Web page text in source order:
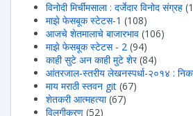
विनोदी मिर्चीमसाला : दर्जेदार विनोद संग्रह
माझे फेसबूक स्टेटस-1 (108)
आजचे शेतमालाचे बाजारभाव (106)
माझे फेसबूक स्टेटस - 2 (94)
काही सुटे अन काही मुटे शेर (84)
आंतरजाल-स्तरीय लेखनस्पर्धा-२०१४ :
माय मराठी स्तवन git (67)
शेतकरी आत्महत्या (67)
विलगीकरण (52)